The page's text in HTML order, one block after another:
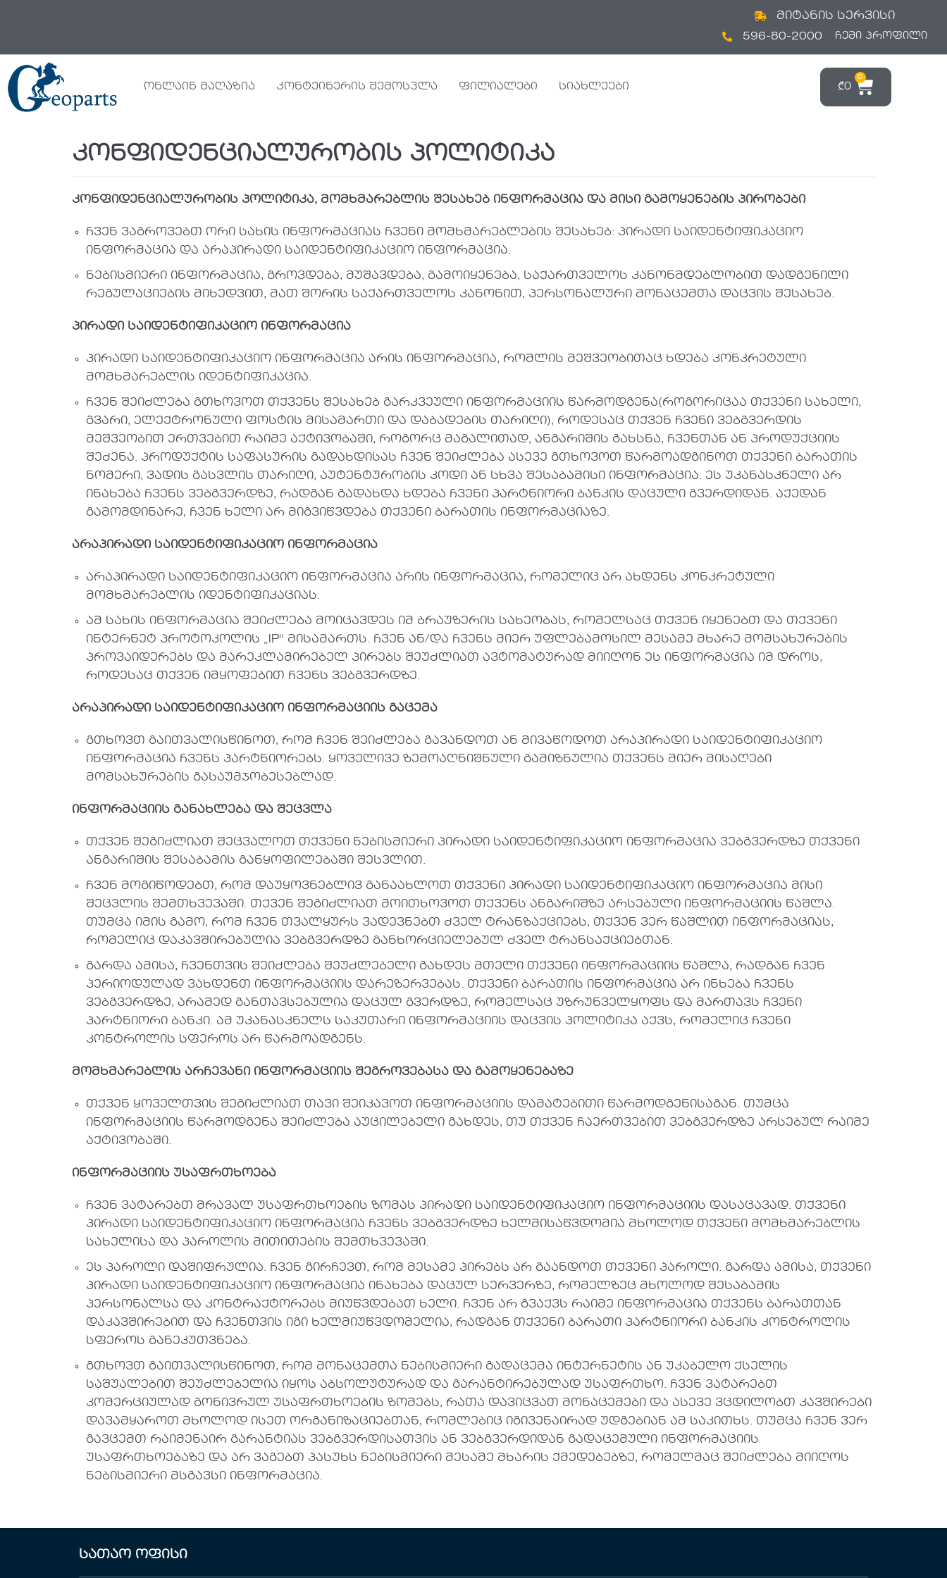
content
მიტანის სერვისი
596-80-2000
ᲩᲔᲛᲘ ᲞᲠᲝᲤᲘᲚᲘ
ონლაინ მაღაზია კონტეინერის შემოსვლა ფილიალები სიახლეები ₾0
0
კონფიდენციალურობის პოლიტიკა
კონფიდენციალურობის პოლიტიკა, მომხმარებლის შესახებ ინფორმაცია და მისი გამოყენების პირობები
ჩვენ ვაგროვებთ ორი სახის ინფორმაციას ჩვენი მომხმარებლების შესახებ: პირადი საიდენტიფიკაციო
ინფორმაცია და არაპირადი საიდენტიფიკაციო ინფორმაცია.
ნებისმიერი ინფორმაცია, გროვდება, მუშავდება, გამოიყენება, საქართველოს კანონმდებლობით დადგენილი
რეგულაციების მიხედვით, მათ შორის საქართველოს კანონით, პერსონალური მონაცემთა დაცვის შესახებ.
პირადი საიდენტიფიკაციო ინფორმაცია
პირადი საიდენტიფიკაციო ინფორმაცია არის ინფორმაცია, რომლის მეშვეობითაც ხდება კონკრეტული
მომხმარებლის იდენტიფიკაცია.
ჩვენ შეიძლება გთხოვოთ თქვენს შესახებ გარკვეული ინფორმაციის წარმოდგენა(როგორიცაა თქვენი სახელი,
გვარი, ელექტრონული ფოსტის მისამართი და დაბადების თარიღი), როდესაც თქვენ ჩვენი ვებგვერდის
მეშვეობით ერთვებით რაიმე აქტივობაში, როგორც მაგალითად, ანგარიშის გახსნა, ჩვენთან ან პროდუქციის
შეძენა. პროდუქტის საფასურის გადახდისას ჩვენ შეიძლება ასევე გთხოვოთ წარმოადგინოთ თქვენი ბარათის
ნომერი, ვადის გასვლის თარიღი, აუტენტურობის კოდი ან სხვა შესაბამისი ინფორმაცია. ეს უკანასკნელი არ
ინახება ჩვენს ვებგვერდზე, რადგან გადახდა ხდება ჩვენი პარტნიორი ბანკის დაცული გვერდიდან. აქედან
გამომდინარე, ჩვენ ხელი არ მიგვიწვდება თქვენი ბარათის ინფორმაციაზე.
არაპირადი საიდენტიფიკაციო ინფორმაცია
არაპირადი საიდენტიფიკაციო ინფორმაცია არის ინფორმაცია, რომელიც არ ახდენს კონკრეტული
მომხმარებლის იდენტიფიკაციას.
ამ სახის ინფორმაცია შეიძლება მოიცავდეს იმ ბრაუზერის სახეობას, რომელსაც თქვენ იყენებთ და თქვენი
ინტერნეტ პროტოკოლის „IP“ მისამართს. ჩვენ ან/და ჩვენს მიერ უფლებამოსილ მესამე მხარე მომსახურების
პროვაიდერებს და მარეკლამირებელ პირებს შეუძლიათ ავტომატურად მიიღონ ეს ინფორმაცია იმ დროს,
როდესაც თქვენ იმყოფებით ჩვენს ვებგვერდზე.
არაპირადი საიდენტიფიკაციო ინფორმაციის გაცემა
გთხოვთ გაითვალისწინოთ, რომ ჩვენ შეიძლება გავანდოთ ან მივაწოდოთ არაპირადი საიდენტიფიკაციო
ინფორმაცია ჩვენს პარტნიორებს. ყოველივე ზემოაღნიშნული გამიზნულია თქვენს მიერ მისაღები
მომსახურების გასაუმჯობესებლად.
ინფორმაციის განახლება და შეცვლა
თქვენ შეგიძლიათ შეცვალოთ თქვენი ნებისმიერი პირადი საიდენტიფიკაციო ინფორმაცია ვებგვერდზე თქვენი
ანგარიშის შესაბამის განყოფილებაში შესვლით.
ჩვენ მოგიწოდებთ, რომ დაუყოვნებლივ განაახლოთ თქვენი პირადი საიდენტიფიკაციო ინფორმაცია მისი
შეცვლის შემთხვევაში. თქვენ შეგიძლიათ მოითხოვოთ თქვენს ანგარიშზე არსებული ინფორმაციის წაშლა.
თუმცა იმის გამო, რომ ჩვენ თვალყურს ვადევნებთ ძველ ტრანზაქციებს, თქვენ ვერ წაშლით ინფორმაციას,
რომელიც დაკავშირებულია ვებგვერდზე განხორციელებულ ძველ ტრანსაქციებთან.
გარდა ამისა, ჩვენთვის შეიძლება შეუძლებელი გახდეს მთელი თქვენი ინფორმაციის წაშლა, რადგან ჩვენ
პერიოდულად ვახდენთ ინფორმაციის დარეზერვებას. თქვენი ბარათის ინფორმაცია არ ინხება ჩვენს
ვებგვერდზე, არამედ განთავსებულია დაცულ გვერდზე, რომელსაც უზრუნველყოფს და მართავს ჩვენი
პარტნიორი ბანკი. ამ უკანასკნელს საკუთარი ინფორმაციის დაცვის პოლიტიკა აქვს, რომელიც ჩვენი
კონტროლის სფეროს არ წარმოადგენს.
მომხმარებლის არჩევანი ინფორმაციის შეგროვებასა და გამოყენებაზე
თქვენ ყოველთვის შეგიძლიათ თავი შეიკავოთ ინფორმაციის დამატებითი წარმოდგენისაგან. თუმცა
ინფორმაციის წარმოდგენა შეიძლება აუცილებელი გახდეს, თუ თქვენ ჩაერთვებით ვებგვერდზე არსებულ რაიმე
აქტივობაში.
ინფორმაციის უსაფრთხოება
ჩვენ ვატარებთ მრავალ უსაფრთხოების ზომას პირადი საიდენტიფიკაციო ინფორმაციის დასაცავად. თქვენი
პირადი საიდენტიფიკაციო ინფორმაცია ჩვენს ვებგვერდზე ხელმისაწვდომია მხოლოდ თქვენი მომხმარებლის
სახელისა და პაროლის მითითების შემთხვევაში.
ეს პაროლი დაშიფრულია. ჩვენ გირჩევთ, რომ მესამე პირებს არ გაანდოთ თქვენი პაროლი. გარდა ამისა, თქვენი
პირადი საიდენტიფიკაციო ინფორმაცია ინახება დაცულ სერვერზე, რომელზეც მხოლოდ შესაბამის
პერსონალსა და კონტრაქტორებს მიუწვდებათ ხელი. ჩვენ არ გვაქვს რაიმე ინფორმაცია თქვენს ბარათთან
დაკავშირებით და ჩვენთვის იგი ხელმიუწვდომელია, რადგან თქვენი ბარათი პარტნიორი ბანკის კონტროლის
სფეროს განეკუთვნება.
გთხოვთ გაითვალისწინოთ, რომ მონაცემთა ნებისმიერი გადაცემა ინტერნეტის ან უკაბელო ქსელის
საშუალებით შეუძლებელია იყოს აბსოლუტურად და გარანტირებულად უსაფრთხო. ჩვენ ვატარებთ
კომერციულად გონივრულ უსაფრთხოების ზომებს, რათა დავიცვათ მონაცემები და ასევე ვცდილობთ კავშირები
დავამყაროთ მხოლოდ ისეთ ორგანიზაციებთან, რომლებიც იგივენაირად უდგებიან ამ საკითხს. თუმცა ჩვენ ვერ
გავცემთ რაიმენაირ გარანტიას ვებგვერდისათვის ან ვებგვერდიდან გადაცემული ინფორმაციის
უსაფრთხოებაზე და არ ვაგებთ პასუხს ნებისმიერი მესამე მხარის ქმედებებზე, რომელმაც შეიძლება მიიღოს
ნებისმიერი მსგავსი ინფორმაცია.
სათაო ოფისი